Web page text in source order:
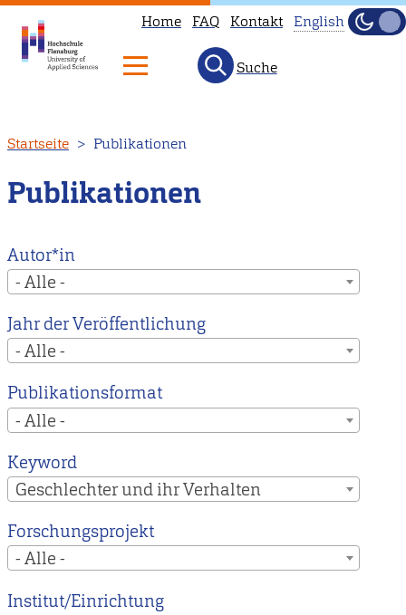
zum
Inhalt
Home FAQ Kontakt
to
our
main
instead.
English
Hell
Suche
Startseite Publikationen
Publikationen
Autor*in
- Alle -
Jahr der Veröffentlichung
- Alle -
Publikationsformat
- Alle -
Keyword
Geschlechter und ihr Verhalten
Forschungsprojekt
- Alle -
Institut/Einrichtung